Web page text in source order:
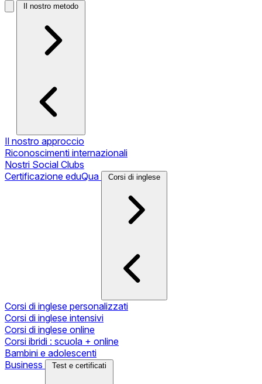
Il nostro metodo
Il nostro approccio
Riconoscimenti internazionali
Nostri Social Clubs
Certificazione eduQua
Corsi di inglese
Corsi di inglese personalizzati
Corsi di inglese intensivi
Corsi di inglese online
Corsi ibridi : scuola + online
Bambini e adolescenti
Business
Test e certificati